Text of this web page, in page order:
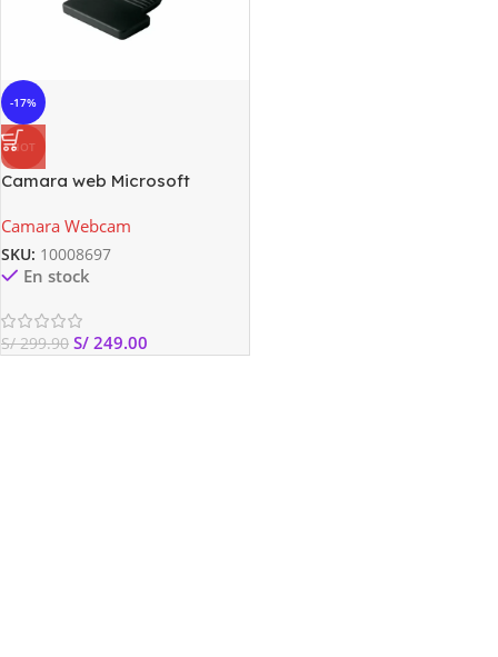
-17%
HOT
Camara web Microsoft
Camara Webcam
SKU: 10008697
En stock
S/299.90 S/ 249.00